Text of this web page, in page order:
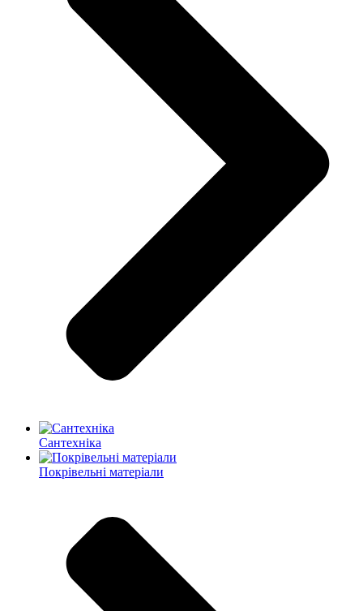
Сантехніка
Покрівельні матеріали